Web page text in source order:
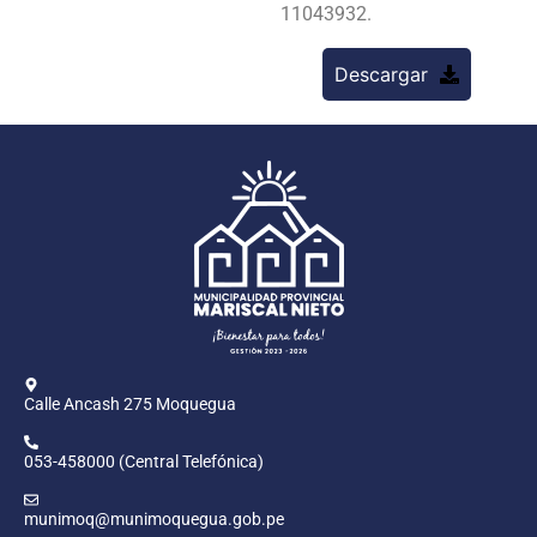
11043932.
Descargar
Calle Ancash 275 Moquegua
053-458000 (Central Telefónica)
munimoq@munimoquegua.gob.pe